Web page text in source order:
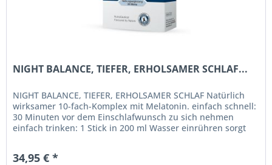
NIGHT BALANCE, TIEFER, ERHOLSAMER SCHLAF...
NIGHT BALANCE, TIEFER, ERHOLSAMER SCHLAF Natürlich
wirksamer 10-fach-Komplex mit Melatonin. einfach schnell:
30 Minuten vor dem Einschlafwunsch zu sich nehmen
einfach trinken: 1 Stick in 200 ml Wasser einrühren sorgt
34,95 € *